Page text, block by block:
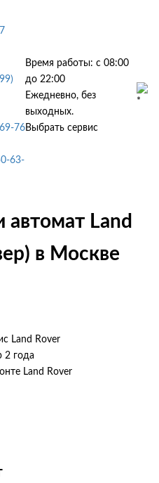
76
63-
Время работы: с 08:00
до 22:00
Ежедневно, без
выходных.
Выбрать сервис
автомат Land
в Москве
Land Rover
2 года
Land Rover